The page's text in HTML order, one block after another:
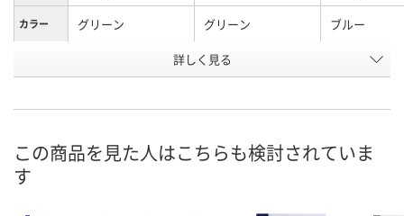
カラー グリーン グリーン ブルー
550645
8月9日（日）
詳しく見る
この商品を見た人はこちらも検討されていま
す